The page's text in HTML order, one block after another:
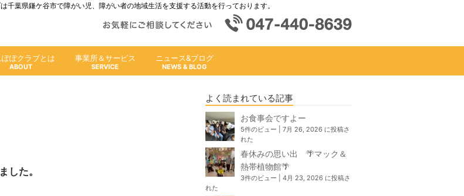
葉県鎌ケ谷市で障がい児、障がい者の地域生活を支援する活動を行っております。
ぽぽクラブとは 事業所＆サービス ニュース&ブログ
した。
よく読まれている記事
お食事会ですよー
5件のビュー
7月 26, 2026 に投稿さ
れた
春休みの思い出 🌴マック＆
熱帯植物館🌴
3件のビュー
4月 23, 2026 に投稿さ
れた